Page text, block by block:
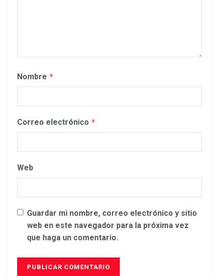
Nombre *
Correo electrónico *
Web
Guardar mi nombre, correo electrónico y sitio
web en este navegador para la próxima vez
que haga un comentario.